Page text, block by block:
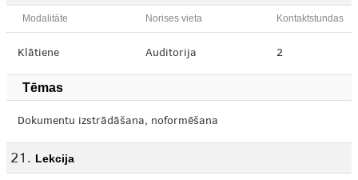
Modalitāte Norises vieta Kontaktstundas
Klātiene Auditorija 2
Tēmas
Dokumentu izstrādāšana, noformēšana
Lekcija